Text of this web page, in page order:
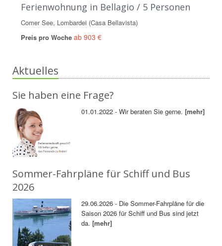
Ferienwohnung in Bellagio / 5 Personen
Comer See, Lombardei (Casa Bellavista)
Preis pro Woche ab 903 €
Aktuelles
Sie haben eine Frage?
01.01.2022 - Wir beraten Sie gerne.[mehr]
Sommer-Fahrpläne für Schiff und Bus
2026
29.06.2026 - Die Sommer-Fahrpläne für die
Saison 2026 für Schiff und Bus sind jetzt
da.[mehr]